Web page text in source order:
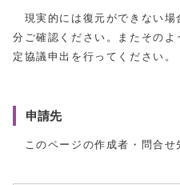
現実的には復元ができない場
分ご確認ください。またその
定協議申出を行ってください。
申請先
このページの作成者・問合せ